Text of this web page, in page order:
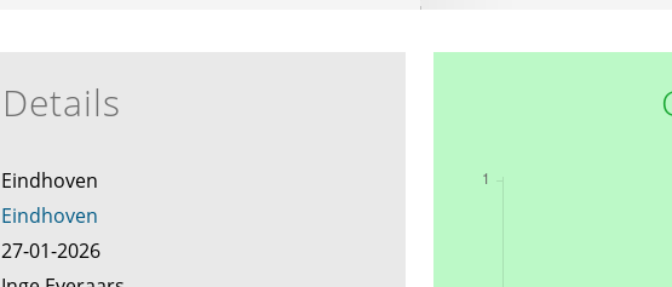
Details
Eindhoven
Eindhoven
27-01-2026